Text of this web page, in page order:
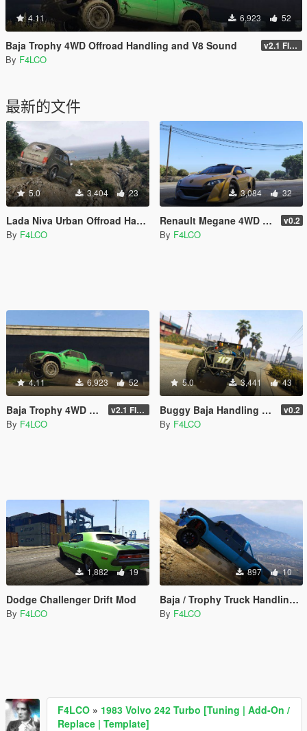
4.11 6,923 52
Baja Trophy 4WD Offroad Handling and V8 Sound v2.1 FINAL
By F4LCO
最新的文件
5.0 3,404 23
Lada Niva Urban Offroad Handling
By F4LCO
3,084 32
Renault Megane 4WD Handling & Sound Swap v0.2
By F4LCO
4.11 6,923 52
Baja Trophy 4WD Offroad Handling and V8 Sound v2.1 FINAL
By F4LCO
5.0 3,441 43
Buggy Baja Handling Mod v0.2
By F4LCO
1,882 19
Dodge Challenger Drift Mod
By F4LCO
897 10
Baja / Trophy Truck Handling for Sandking
By F4LCO
F4LCO » 1983 Volvo 242 Turbo [Tuning | Add-On /
Replace | Template]